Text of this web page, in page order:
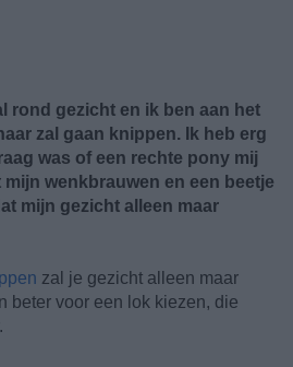
rond gezicht en ik ben aan het
zal gaan knippen. Ik heb erg
was of een rechte pony mij
wenkbrauwen en een beetje
mijn gezicht alleen maar
zal je gezicht alleen maar
beter voor een lok kiezen, die